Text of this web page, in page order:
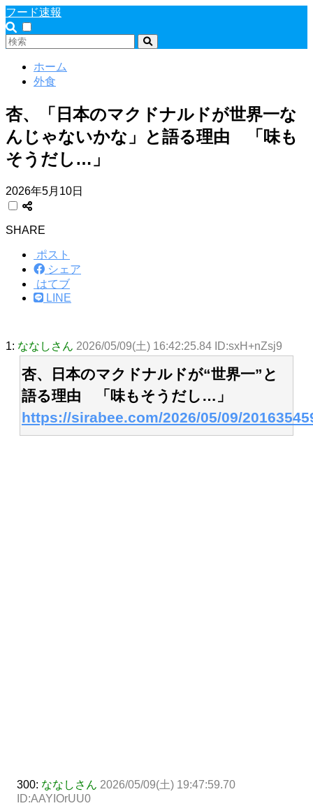
フード速報
ホーム
外食
杏、「日本のマクドナルドが世界一な
んじゃないかな」と語る理由 「味も
そうだし…」
2026年5月10日
SHARE
ポスト
シェア
はてブ
LINE
1: ななしさん 2026/05/09(土) 16:42:25.84 ID:sxH+nZsj9
杏、日本のマクドナルドが“世界一”と
語る理由 「味もそうだし…」
https://sirabee.com/2026/05/09/
300: ななしさん 2026/05/09(土) 19:47:59.70
ID:AAYIOrUU0